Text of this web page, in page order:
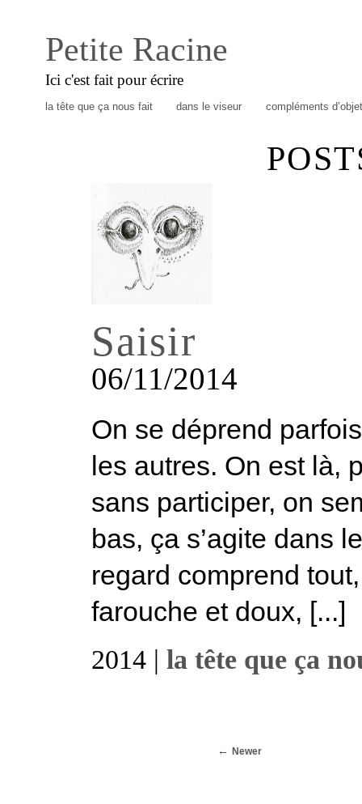
Petite Racine
Ici c'est fait pour écrire
la tête que ça nous fait dans le viseur compléments
Saisir
06/11/2014
On se déprend
les autres. On est là,
sans participer, on
bas, ça s’agite dans
regard comprend
farouche et doux, [...]
2014 | la tête que ça
Newer